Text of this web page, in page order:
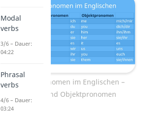
Personalpronomen im Englischen –
Subjekt- und Objektpronomen
Modal
verbs
3/6 – Dauer:
04:22
Phrasal
verbs
4/6 – Dauer:
03:24